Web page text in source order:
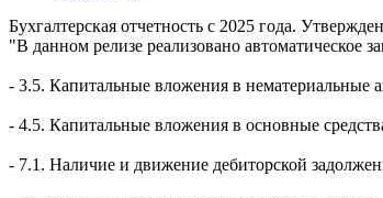
Бухгалтерская отчетность с 2025 года.
"В данном релизе реализовано автоматическое
- 3.5. Капитальные вложения в нематериальные
- 4.5. Капитальные вложения в основные
- 7.1. Наличие и движение дебиторской